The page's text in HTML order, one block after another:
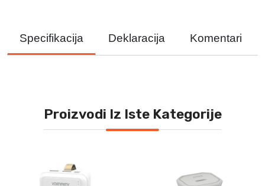
Specifikacija Deklaracija Komentari
Proizvodi Iz Iste Kategorije